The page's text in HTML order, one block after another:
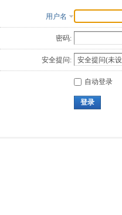
用户名
密码:
安全提问:
自动登录
登录